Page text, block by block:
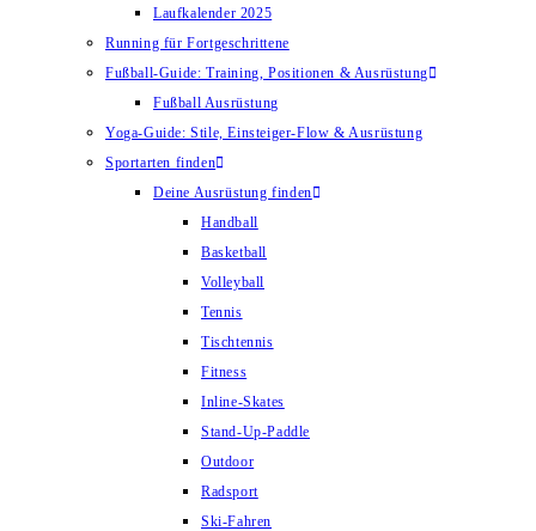
Laufkalender 2025
Running für Fortgeschrittene
Fußball-Guide: Training, Positionen & Ausrüstung
Fußball Ausrüstung
Yoga-Guide: Stile, Einsteiger-Flow & Ausrüstung
Sportarten finden
Deine Ausrüstung finden
Handball
Basketball
Volleyball
Tennis
Tischtennis
Fitness
Inline-Skates
Stand-Up-Paddle
Outdoor
Radsport
Ski-Fahren